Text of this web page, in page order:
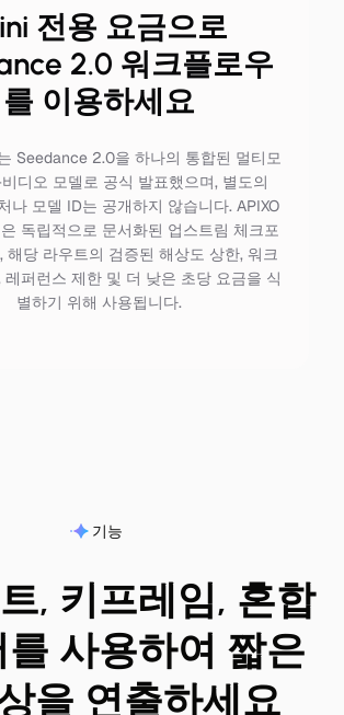
전용 요금으로
2.0 워크플로우
를 이용하세요
Seedance 2.0을 하나의 통합된 멀티모
디오 모델로 공식 발표했으며, 별도의
나 모델 ID는 공개하지 않습니다. APIXO
독립적으로 문서화된 업스트림 체크포
해당 라우트의 검증된 해상도 상한, 워크
레퍼런스 제한 및 더 낮은 초당 요금을 식
별하기 위해 사용됩니다.
기능
, 키프레임, 혼합
를 사용하여 짧은
을 연출하세요